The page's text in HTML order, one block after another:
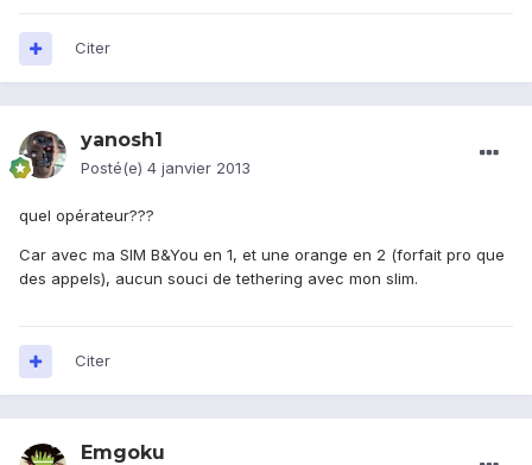
Citer
yanosh1
Posté(e) 4 janvier 2013
quel opérateur???
Car avec ma SIM B&You en 1, et une orange en 2 (forfait pro que
des appels), aucun souci de tethering avec mon slim.
Citer
Emgoku